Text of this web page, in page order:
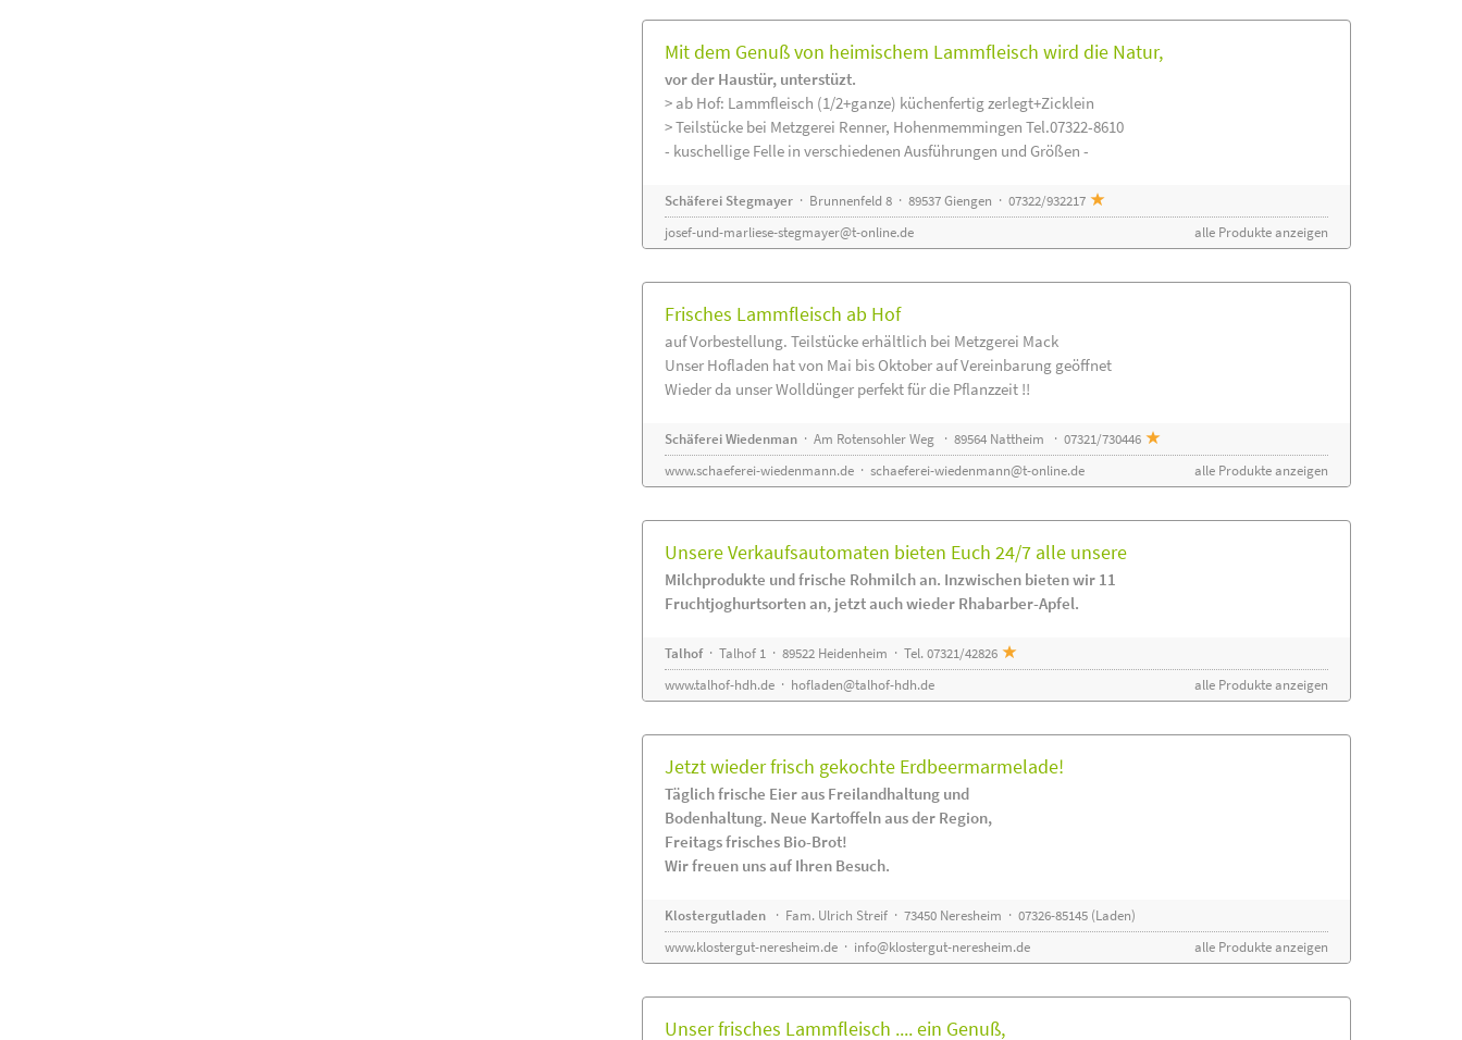
Mit dem Genuß von heimischem Lammfleisch wird die Natur,
vor der Haustür, unterstüzt.
> ab Hof: Lammfleisch (1/2+ganze) küchenfertig zerlegt+Zicklein
> Teilstücke bei Metzgerei Renner, Hohenmemmingen Tel.07322-8610
- kuschellige Felle in verschiedenen Ausführungen und Größen -
Schäferei Stegmayer· Brunnenfeld 8 · 89537 Giengen · 07322/932217
josef-und-marliese-stegmayer@t-online.de
alle Produkte anzeigen
Frisches Lammfleisch ab Hof
auf Vorbestellung. Teilstücke erhältlich bei Metzgerei Mack
Unser Hofladen hat von Mai bis Oktober auf Vereinbarung geöffnet
Wieder da unser Wolldünger perfekt für die Pflanzzeit !!
Schäferei Wiedenman· Am Rotensohler Weg · 89564 Nattheim · 07321/730446
www.schaeferei-wiedenmann.de· schaeferei-wiedenmann@t-online.de alle Produkte anzeigen
Unsere Verkaufsautomaten bieten Euch 24/7 alle unsere
Milchprodukte und frische Rohmilch an. Inzwischen bieten wir 11
Fruchtjoghurtsorten an, jetzt auch wieder Rhabarber-Apfel.
Talhof· Talhof 1 · 89522 Heidenheim · Tel. 07321/42826
www.talhof-hdh.de· hofladen@talhof-hdh.de alle Produkte anzeigen
Jetzt wieder frisch gekochte Erdbeermarmelade!
Täglich frische Eier aus Freilandhaltung und
Bodenhaltung. Neue Kartoffeln aus der Region,
Freitags frisches Bio-Brot!
Wir freuen uns auf Ihren Besuch.
Klostergutladen · Fam. Ulrich Streif · 73450 Neresheim · 07326-85145 (Laden)
www.klostergut-neresheim.de· info@klostergut-neresheim.de alle Produkte anzeigen
Unser frisches Lammfleisch .... ein Genuß,